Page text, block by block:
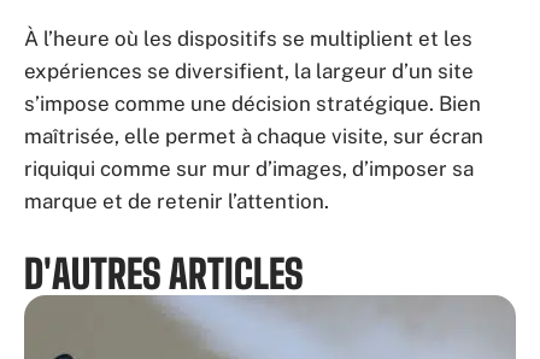
À l’heure où les dispositifs se multiplient et les
expériences se diversifient, la largeur d’un site
s’impose comme une décision stratégique. Bien
maîtrisée, elle permet à chaque visite, sur écran
riquiqui comme sur mur d’images, d’imposer sa
marque et de retenir l’attention.
D'AUTRES ARTICLES